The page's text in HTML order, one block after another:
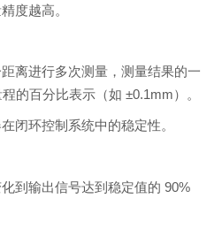
度越高。
离进行多次测量，测量结果的一
的百分比表示（如 ±0.1mm）。
闭环控制系统中的稳定性。
到输出信号达到稳定值的 90%